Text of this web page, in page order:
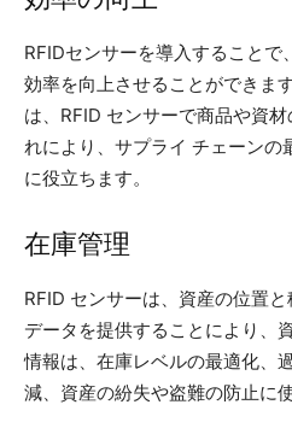
RFIDセンサーを導入すること
効率を向上させることができま
は、RFID センサーで商品や資
れにより、サプライ チェーンの
に役立ちます。
在庫管理
RFID センサーは、資産の位置
データを提供することにより、
情報は、在庫レベルの最適化、
減、資産の紛失や盗難の防止に